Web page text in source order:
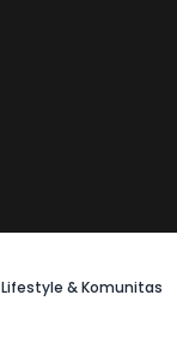
Lifestyle & Komunitas